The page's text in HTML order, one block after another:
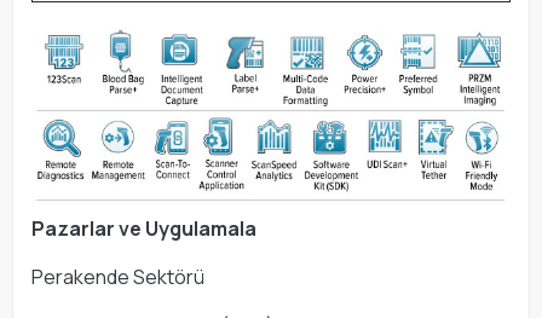
Pazarlar ve Uygulamala
Perakende Sektörü